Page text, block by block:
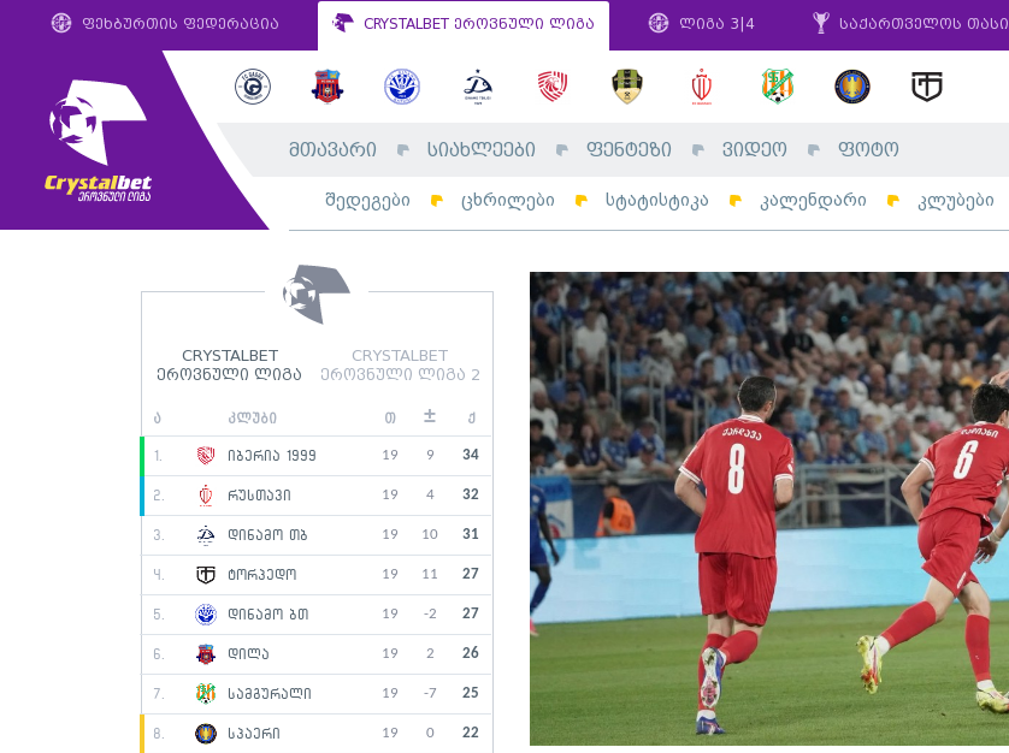
ფეხბურთის ფედერაცია CRYSTALBET ეროვნული ლიგა ლიგა 3|4 საქართველოს თასი
მთავარი სიახლეები ფენტეზი ვიდეო ფოტო
შედეგები ცხრილები სტატისტიკა კალენდარი კლუბები
CRYSTALBET
ეროვნული ლიგა
CRYSTALBET
ეროვნული ლიგა 2
ა კლუბი თ ± ქ
1. იბერია 1999 19 9 34
2. რუსთავი 19 4 32
3. დინამო თბ 19 10 31
4. ტორპედო 19 11 27
5. დინამო ბთ 19 -2 27
6. დილა 19 2 26
7. სამგურალი 19 -7 25
8. სპაერი 19 0 22